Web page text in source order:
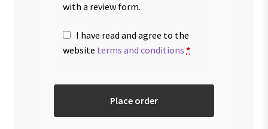
with a review form.
I have read and agree to the
website terms and conditions *
Place order